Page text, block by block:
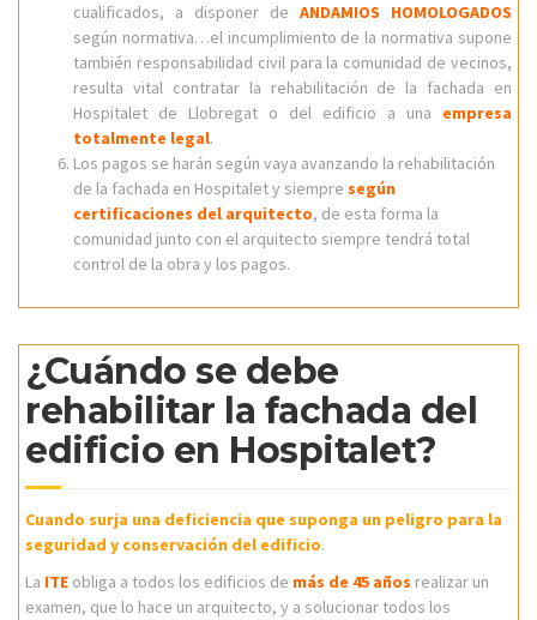
cualificados, a disponer de ANDAMIOS HOMOLOGADOS
según normativa…el incumplimiento de la normativa supone
también responsabilidad civil para la comunidad de vecinos,
resulta vital contratar la rehabilitación de la fachada en
Hospitalet de Llobregat o del edificio a una empresa
totalmente legal.
Los pagos se harán según vaya avanzando la rehabilitación
de la fachada en Hospitalet y siempre según
certificaciones del arquitecto, de esta forma la
comunidad junto con el arquitecto siempre tendrá total
control de la obra y los pagos.
¿Cuándo se debe
rehabilitar la fachada del
edificio en Hospitalet?
Cuando surja una deficiencia que suponga un peligro para la
seguridad y conservación del edificio.
La ITE obliga a todos los edificios de más de 45 años realizar un
examen, que lo hace un arquitecto, y a solucionar todos los